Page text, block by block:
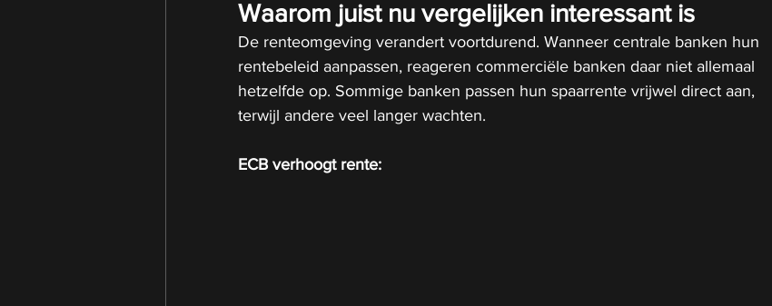
Waarom juist nu vergelijken interessant is
De renteomgeving verandert voortdurend. Wanneer centrale banken hun
rentebeleid aanpassen, reageren commerciële banken daar niet allemaal
hetzelfde op. Sommige banken passen hun spaarrente vrijwel direct aan,
terwijl andere veel langer wachten.
ECB verhoogt rente: